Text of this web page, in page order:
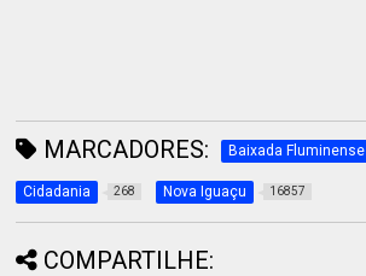
MARCADORES: Baixada Fluminense
Cidadania 268 Nova Iguaçu 16857
COMPARTILHE: